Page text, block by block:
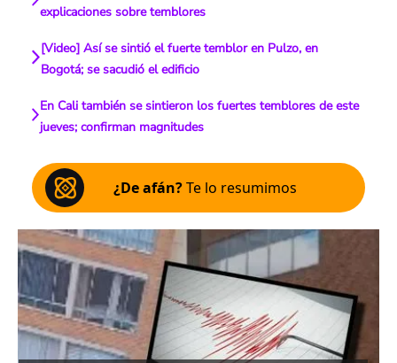
explicaciones sobre temblores
[Video] Así se sintió el fuerte temblor en Pulzo, en
Bogotá; se sacudió el edificio
En Cali también se sintieron los fuertes temblores de este
jueves; confirman magnitudes
¿De afán?Te lo resumimos